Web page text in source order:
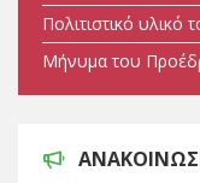
Πολιτιστικό
Μήνυμα του